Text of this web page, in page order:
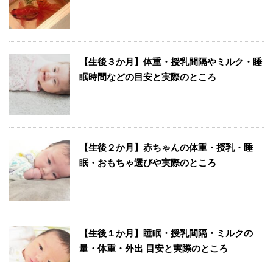
【生後３か月】体重・授乳間隔やミルク・睡
眠時間などの目安と実際のところ
【生後２か月】赤ちゃんの体重・授乳・睡
眠・おもちゃ選びや実際のところ
【生後１か月】睡眠・授乳間隔・ミルクの
量・体重・外出 目安と実際のところ